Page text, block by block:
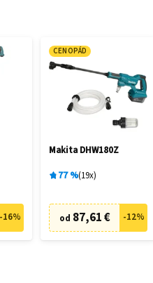
-16%
CENOPÁD
Makita DHW180Z
77% 19x
od 87,61 € -12%